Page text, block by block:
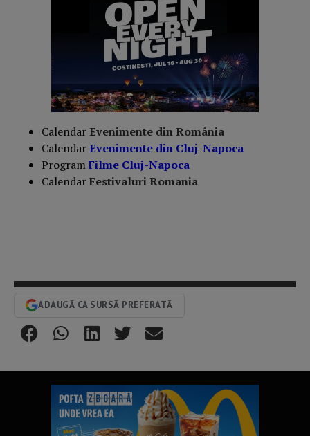
Calendar Evenimente din România
CalendarEvenimente din Cluj-Napoca
ProgramFilme Cluj-Napoca
CalendarFestivaluri Romania
ADAUGĂ CA SURSĂ PREFERATĂ